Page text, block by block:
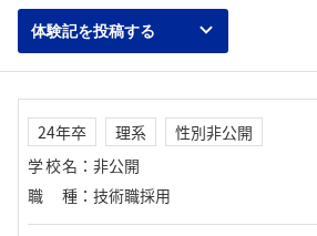
体験記を投稿する
24年卒 理系
性別非公開
学校名 ： 非公開
職種 ： 技術職採用